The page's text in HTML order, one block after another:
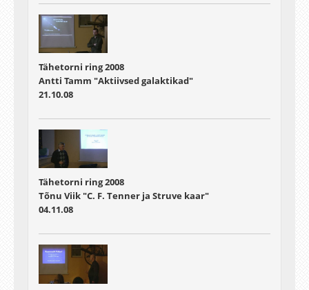
Tähetorni ring 2008
Antti Tamm "Aktiivsed galaktikad"
21.10.08
Tähetorni ring 2008
Tõnu Viik "C. F. Tenner ja Struve kaar"
04.11.08